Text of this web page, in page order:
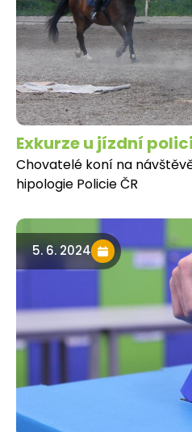
Exkurze u jízdní
Chovatelé koní na
hipologie Policie ČR
5. 6. 2024